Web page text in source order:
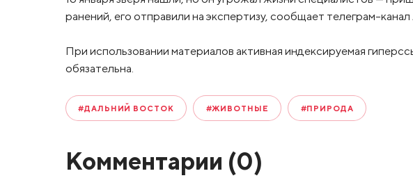
ранений, его отправили на экспертизу, сообщает телеграм-канал
При использовании материалов активная индексируемая
обязательна.
#ДАЛЬНИЙ ВОСТОК #ЖИВОТНЫЕ #ПРИРОДА
Комментарии (0)